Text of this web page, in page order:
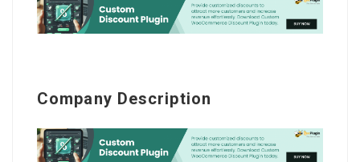
Company Description